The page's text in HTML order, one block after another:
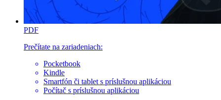
PDF
Prečítate na zariadeniach:
Pocketbook
Kindle
Smartfón či tablet s príslušnou aplikáciou
Počítač s príslušnou aplikáciou